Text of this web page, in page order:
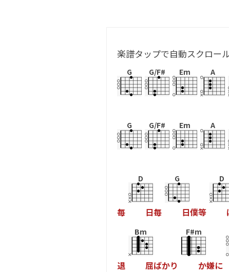
楽譜タップで自動スクロー
G G/F# Em A
G G/F# Em A
毎
D
日毎
G
日僕等
D
退
Bm
屈ばかり
F#m
か嫌に